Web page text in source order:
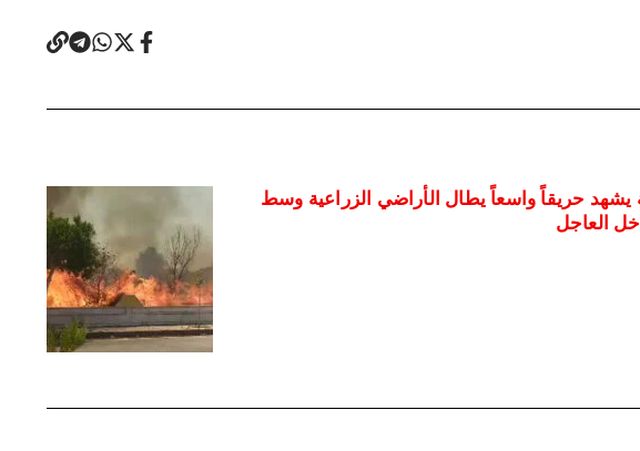
يشهد حريقاً واسعاً يطال الأراضي الزراعية وسط
العاجل